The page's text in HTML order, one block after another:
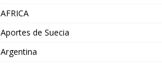
AFRICA
Aportes de Suecia
Argentina